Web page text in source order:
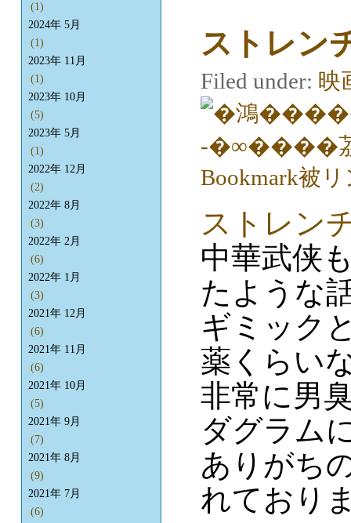
ストレン
Filed under: 映
ストレン
中華武侠
たような
ギミック
薬くらい
非常に男
ダグラム
ありがち
れており
(1)
2024年 5月
(1)
2023年 11月
(1)
2023年 10月
(5)
2023年 5月
(1)
2022年 12月
(2)
2022年 8月
(3)
2022年 2月
(6)
2022年 1月
(3)
2021年 12月
(6)
2021年 11月
(6)
2021年 10月
(5)
2021年 9月
(7)
2021年 8月
(9)
2021年 7月
(6)